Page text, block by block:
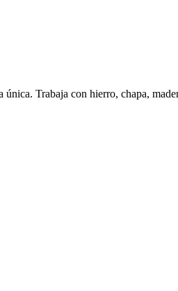
Trabaja con hierro, chapa,